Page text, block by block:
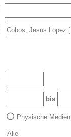
bis
Physische Medien